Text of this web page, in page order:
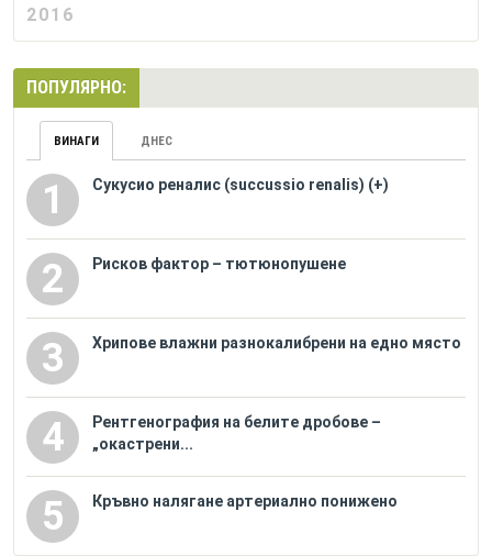
2016
ПОПУЛЯРНО:
ВИНАГИ ДНЕС
1 Сукусио реналис (succussio renalis) (+)
2 Рисков фактор – тютюнопушене
3 Хрипове влажни разнокалибрени на едно място
4
Рентгенография на белите дробове –
„окастрени...
5 Кръвно налягане артериално понижено